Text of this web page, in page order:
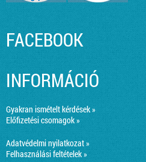
FACEBOOK
INFORMÁCIÓ
Gyakran ismételt kérdések »
Előfizetési csomagok »
Adatvédelmi nyilatkozat »
Felhasználási feltételek »